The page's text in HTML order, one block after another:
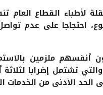
لأطباء القطاع العام
احتجاجا على عدم
أنفسهم ملزمين
تشتمل إضرابا لثلاثة
الحد الأدنى من الخدمات